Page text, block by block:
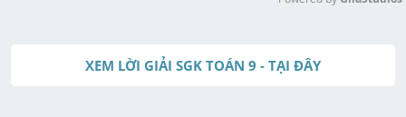
XEM LỜI GIẢI SGK TOÁN 9 - TẠI ĐÂY